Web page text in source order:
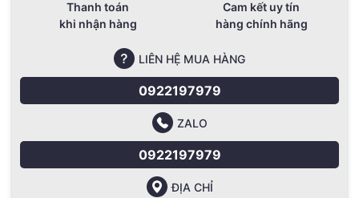
Mọi chi tiết các bạn có thể liên hệ :
Macshop24h.vn - SIÊU THỊ LINH KIỆN MACBOOK
Chuyên Phân Phối Linh Kiện Chính Hãng
Địa chỉ: 570 Nguyễn Đình Chiểu Phường 4 Quận 3 TP.HCM
Điện thoại:
Thanh toán
khi nhận hàng
Cam kết uy tín
hàng chính hãng
LIÊN HỆ MUA HÀNG
0922197979
ZALO
0922197979
ĐỊA CHỈ